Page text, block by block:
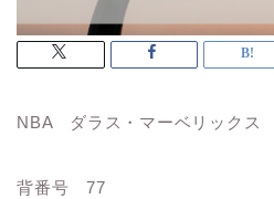
NBA ダラス・マーベリックス
背番号 77